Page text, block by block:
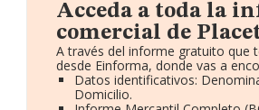
Acceda a toda la
comercial de
A través del informe gratuito que
desde Einforma, donde vas a
Datos identificativos:
Domicilio.